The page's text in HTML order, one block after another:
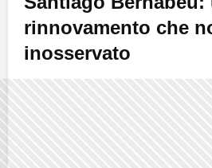
rinnovamento che
inosservato